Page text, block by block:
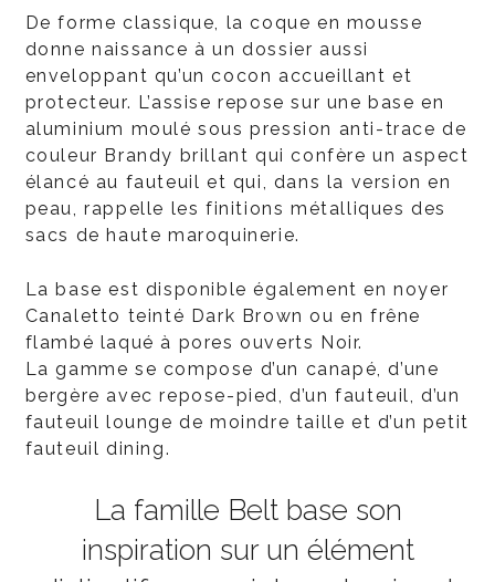
De forme classique, la coque en mousse
donne naissance à un dossier aussi
enveloppant qu’un cocon accueillant et
protecteur. L’assise repose sur une base en
aluminium moulé sous pression anti-trace de
couleur Brandy brillant qui confère un aspect
élancé au fauteuil et qui, dans la version en
peau, rappelle les finitions métalliques des
sacs de haute maroquinerie.
La base est disponible également en noyer
Canaletto teinté Dark Brown ou en frêne
flambé laqué à pores ouverts Noir.
La gamme se compose d’un canapé, d’une
bergère avec repose-pied, d’un fauteuil, d’un
fauteuil lounge de moindre taille et d’un petit
fauteuil dining.
La famille Belt base son
inspiration sur un élément